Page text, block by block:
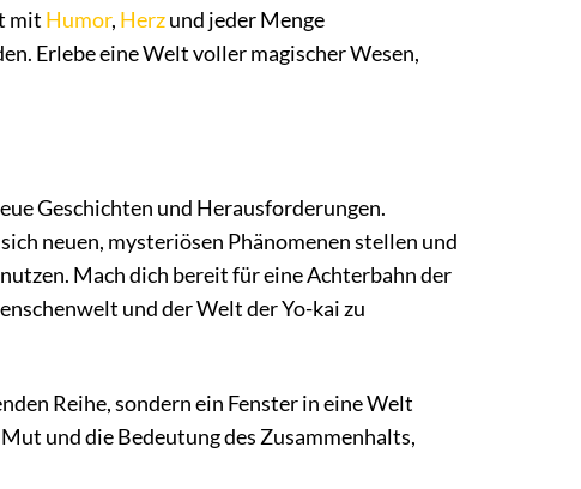
mit Humor, Herzund jeder Menge
Erlebe eine Welt voller magischer Wesen,
Geschichten und Herausforderungen.
neuen, mysteriösen Phänomenen stellen und
Mach dich bereit für eine Achterbahn der
und der Welt der Yo-kai zu
Reihe, sondern ein Fenster in eine Welt
Mut und die Bedeutung des Zusammenhalts,